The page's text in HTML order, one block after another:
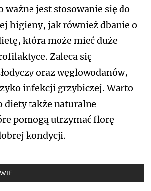
ważne jest stosowanie się do
higieny, jak również dbanie o
która może mieć duże
Zaleca się
oraz węglowodanów,
infekcji grzybiczej. Warto
diety także naturalne
pomogą utrzymać florę
kondycji.